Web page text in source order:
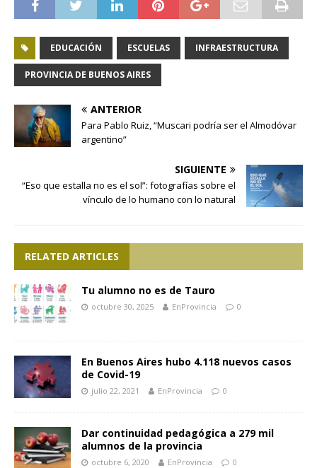
EDUCACIÓN ESCUELAS INFRAESTRUCTURA
PROVINCIA DE BUENOS AIRES
ANTERIOR
Para Pablo Ruiz, “Muscari podría ser el Almodóvar
argentino”
SIGUIENTE
“Eso que estalla no es el sol”: fotografías sobre el
vínculo de lo humano con lo natural
RELATED ARTICLES
Tu alumno no es de Tauro
octubre 30, 2025 EnProvincia 0
En Buenos Aires hubo 4.118 nuevos casos
de Covid-19
julio 22, 2021 EnProvincia 0
Dar continuidad pedagógica a 279 mil
alumnos de la provincia
octubre 6, 2020 EnProvincia 0